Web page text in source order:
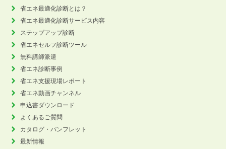
省エネ最適化診断とは？
省エネ最適化診断サービス内容
ステップアップ診断
省エネセルフ診断ツール
無料講師派遣
省エネ診断事例
省エネ支援現場レポート
省エネ動画チャンネル
申込書ダウンロード
よくあるご質問
カタログ・パンフレット
最新情報